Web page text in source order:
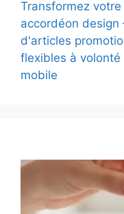
Transformez
accordéon design
d'articles
flexibles à volonté
mobile